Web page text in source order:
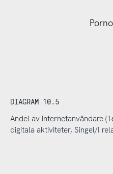
DIAGRAM 10.5
Andel av internetanvändare
digitala aktiviteter, Singel/I